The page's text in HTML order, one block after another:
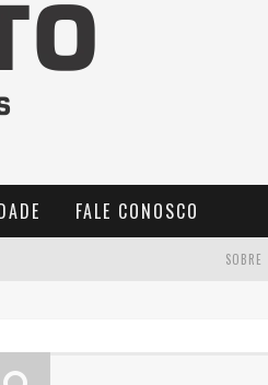
FALE CONOSCO
SOBRE